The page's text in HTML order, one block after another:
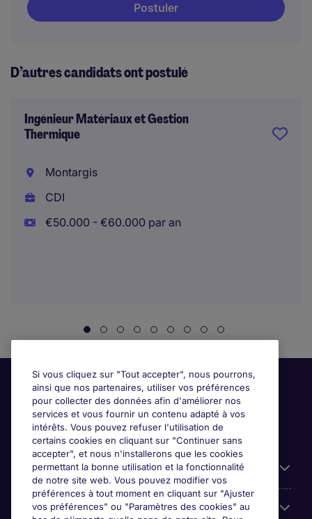
Postuler
D’autres candidats ont postulé
Ingénieur Matériaux et Gestion
Thermique
Montargis
CDI
€50.000 - €60.000 par an
Candidats
Entreprises
Si vous cliquez sur "Tout accepter", nous pourrons,
ainsi que nos partenaires, utiliser vos préférences
pour collecter des données afin d'améliorer nos
services et vous fournir un contenu adapté à vos
intérêts. Vous pouvez refuser l'utilisation de
certains cookies en cliquant sur "Continuer sans
accepter", et nous n'installerons que les cookies
permettant la bonne utilisation et la fonctionnalité
de notre site web. Vous pouvez modifier vos
préférences à tout moment en cliquant sur "Ajuster
vos préférences" ou "Paramètres des cookies" au